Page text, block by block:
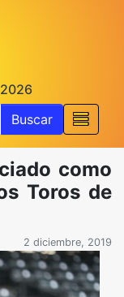
Buscar
como
Toros de
2 diciembre, 2019